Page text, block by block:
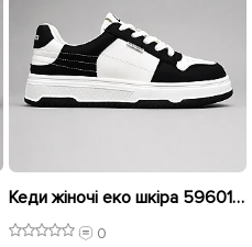
Кеди жіночі еко шкіра 596012 Чорно-білі
0